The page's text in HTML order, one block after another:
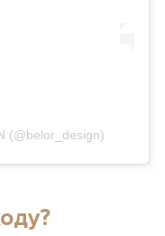
(@belor_design)